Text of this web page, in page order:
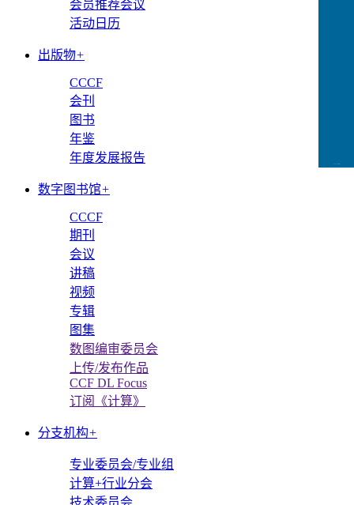
会员推荐会议
活动日历
出版物+
CCCF
会刊
图书
年鉴
年度发展报告
数字图书馆+
CCCF
期刊
会议
讲稿
视频
专辑
图集
数图编审委员会
上传/发布作品
CCF DL Focus
订阅《计算》
分支机构+
专业委员会/专业组
计算+行业分会
技术委员会